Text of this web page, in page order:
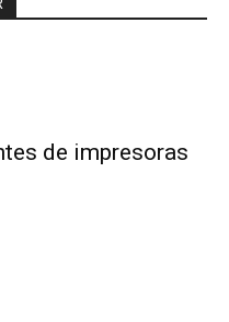
de impresoras